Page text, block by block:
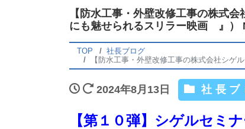
【防水工事・外壁改修工事の株
にも魅せられるスリラー映画 』）
TOP
社長ブログ
【防水工事・外壁改修工事の株式会社シ
2024年8月13日 社長ブ
【第１０弾】シゲルセミ